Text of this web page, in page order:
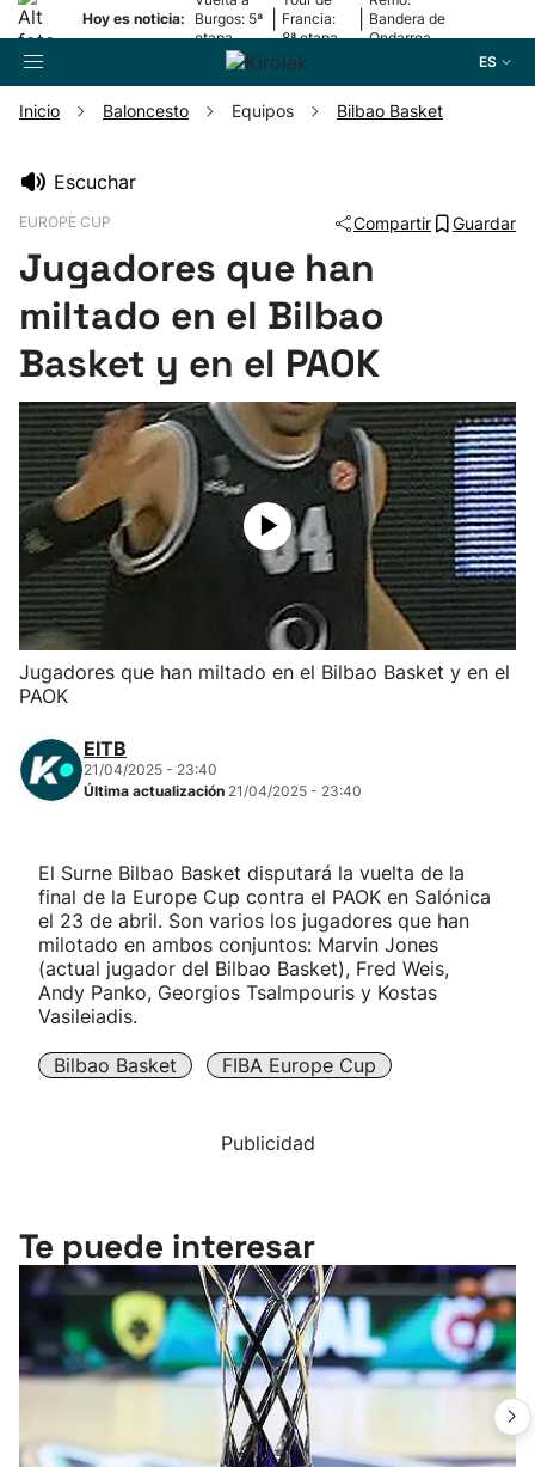
Hoy es noticia:
Burgos: 5ª
etapa
Francia:
8ª etapa
Bandera de
Ondarroa
ES
Pelota
Remo
Baloncesto
Ciclismo
Herri-kirolak
Balonmano
Kirolak 360
Atletismo
Más deportes
"Helmuga"
Inicio Baloncesto Equipos Bilbao Basket
Escuchar
EUROPE CUP Compartir Guardar
Jugadores que han
miltado en el Bilbao
Basket y en el PAOK
Jugadores que han miltado en el Bilbao Basket y en el
PAOK
EITB
21/04/2025 - 23:40
Última actualización 21/04/2025 - 23:40
El Surne Bilbao Basket disputará la vuelta de la
final de la Europe Cup contra el PAOK en Salónica
el 23 de abril. Son varios los jugadores que han
milotado en ambos conjuntos: Marvin Jones
(actual jugador del Bilbao Basket), Fred Weis,
Andy Panko, Georgios Tsalmpouris y Kostas
Vasileiadis.
Bilbao Basket FIBA Europe Cup
Publicidad
Te puede interesar